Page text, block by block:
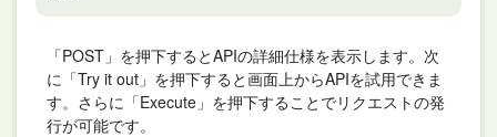
「POST」を押下するとAPIの詳細仕様を表示します。次
に「Try it out」を押下すると画面上からAPIを試用できま
す。さらに「Execute」を押下することでリクエストの発
行が可能です。